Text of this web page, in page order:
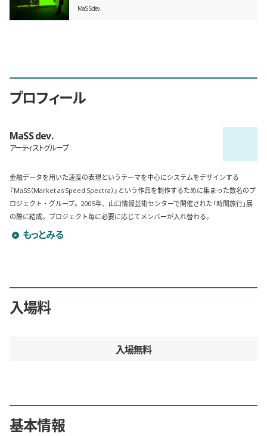
MaSS dev.
プロフィール
MaSS dev.
アーティストグループ
金融データを用いた速度の表現というテーマを中心にシステムをデザインする
『MaSS（Market as Speed Spectra）』という作品を制作するために集まった数名のプ
ロジェクト・グループ。2005年、山口情報芸術センターで開催された「時間旅行」展
の際に結成。プロジェクト毎に必要に応じてメンバーが入れ替わる。
MaSS dev. のプロフィールを詳しく見る
もっとみる
入場料
入場無料
基本情報